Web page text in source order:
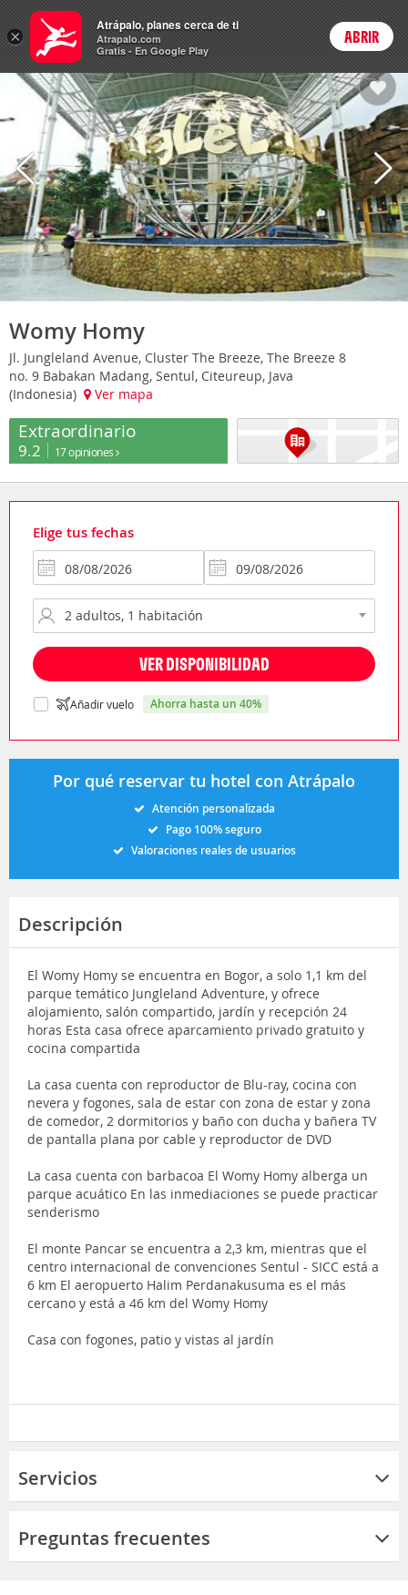
Hoteles Login
Womy Homy
Jl. Jungleland Avenue, Cluster The Breeze, The Breeze 8
no. 9 Babakan Madang, Sentul, Citeureup, Java
(Indonesia)
Ver mapa
Extraordinario
9.2 17 opiniones
Elige tus fechas
VER DISPONIBILIDAD
Añadir vuelo ahorra hasta un 40%
Por qué reservar tu hotel con Atrápalo
Atención personalizada
Pago 100% seguro
Valoraciones reales de usuarios
Descripción
El Womy Homy se encuentra en Bogor, a solo 1,1 km del
parque temático Jungleland Adventure, y ofrece
alojamiento, salón compartido, jardín y recepción 24
horas Esta casa ofrece aparcamiento privado gratuito y
cocina compartida
La casa cuenta con reproductor de Blu-ray, cocina con
nevera y fogones, sala de estar con zona de estar y zona
de comedor, 2 dormitorios y baño con ducha y bañera TV
de pantalla plana por cable y reproductor de DVD
La casa cuenta con barbacoa El Womy Homy alberga un
parque acuático En las inmediaciones se puede practicar
senderismo
El monte Pancar se encuentra a 2,3 km, mientras que el
centro internacional de convenciones Sentul - SICC está a
6 km El aeropuerto Halim Perdanakusuma es el más
cercano y está a 46 km del Womy Homy
Casa con fogones, patio y vistas al jardín
Servicios
Preguntas frecuentes
×
Atrápalo, planes cerca de ti
Atrapalo.com
Gratis - En Google Play
ABRIR